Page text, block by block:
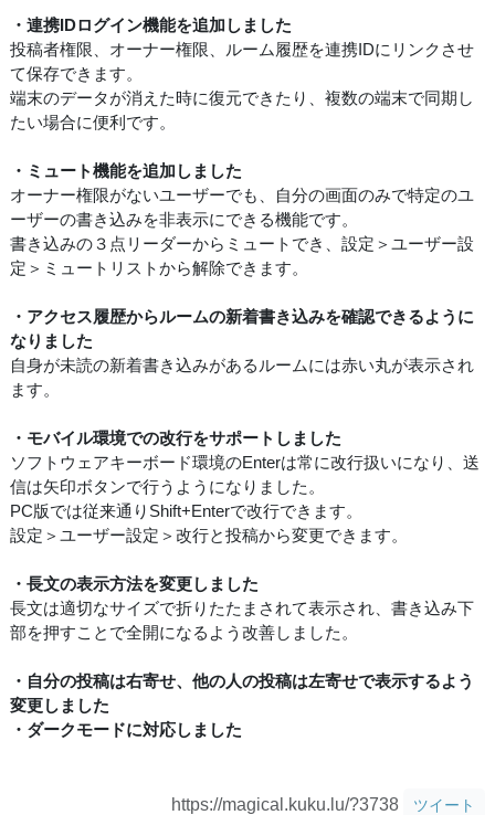
・連携IDログイン機能を追加しました
投稿者権限、オーナー権限、ルーム履歴を連携IDにリンクさせ
て保存できます。
端末のデータが消えた時に復元できたり、複数の端末で同期し
たい場合に便利です。
・ミュート機能を追加しました
オーナー権限がないユーザーでも、自分の画面のみで特定のユ
ーザーの書き込みを非表示にできる機能です。
書き込みの３点リーダーからミュートでき、設定＞ユーザー設
定＞ミュートリストから解除できます。
・アクセス履歴からルームの新着書き込みを確認できるように
なりました
自身が未読の新着書き込みがあるルームには赤い丸が表示され
ます。
・モバイル環境での改行をサポートしました
ソフトウェアキーボード環境のEnterは常に改行扱いになり、送
信は矢印ボタンで行うようになりました。
PC版では従来通りShift+Enterで改行できます。
設定＞ユーザー設定＞改行と投稿から変更できます。
・長文の表示方法を変更しました
長文は適切なサイズで折りたたまされて表示され、書き込み下
部を押すことで全開になるよう改善しました。
・自分の投稿は右寄せ、他の人の投稿は左寄せで表示するよう
変更しました
・ダークモードに対応しました
https://magical.kuku.lu/?3738 ツイート